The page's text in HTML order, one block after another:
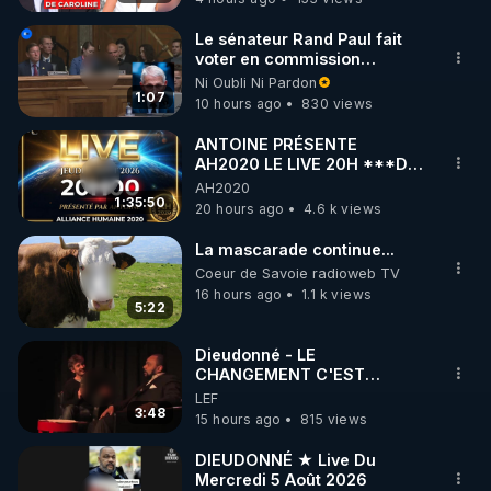
À travers ses voyages auprès de peuples
traditionnels en parfaite santé dentaire, Price
identifie un mystérieux nutriment, omniprésent
dans leur alimentation vivante et non industrialisée,
qu’il nomme « Facteur X » – aujourd’hui reconnu
comme la vitamine K2.
Cette substance joue un rôle clé dans la
reminéralisation des dents, en guidant le calcium
vers les os et en empêchant son dépôt dans les
tissus mous.
Mais la K2 n’agit pas seule : elle fonctionne en
synergie avec d’autres micronutriments essentiels
comme les vitamines D, A, C et le magnésium,
chacun jouant un rôle précis dans la solidité
dentaire, la santé des gencives et l’équilibre global
du corps.
1:07
Le sénateur Rand Paul fait
voter en commission
l'outrage au Congrès contre
Anthony Fauci
Ni Oubli Ni Pardon
10 hours ago
830 views
1:35:50
ANTOINE PRÉSENTE
AH2020 LE LIVE 20H ***DU
06/08/2026***
AH2020
20 hours ago
4.6 k views
5:22
La mascarade continue...
Coeur de Savoie radioweb TV
16 hours ago
1.1 k views
3:48
Dieudonné - LE
CHANGEMENT C'EST
MAINTENANT
LEF
15 hours ago
815 views
DIEUDONNÉ ★ Live Du
Mercredi 5 Août 2026